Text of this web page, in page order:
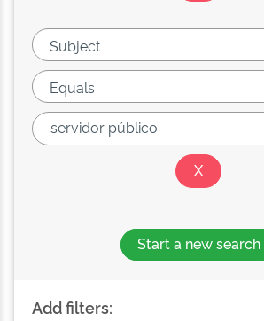
Start a new search
Add filters: